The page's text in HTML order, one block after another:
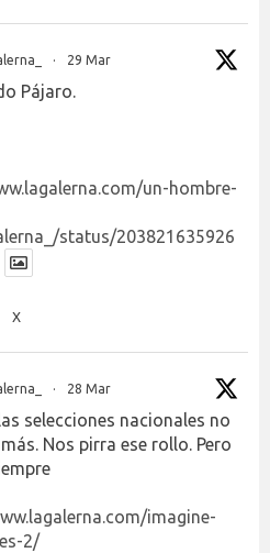
· 29 Mar
Pájaro.
un-hombre-
status/203821635926
X
· 28 Mar
selecciones nacionales no
Nos pirra ese rollo. Pero
imagine-
2/